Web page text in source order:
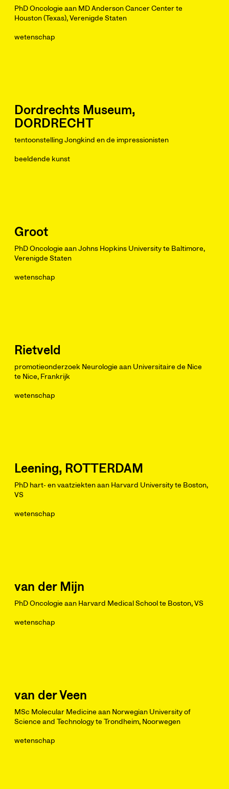
PhD Oncologie aan MD Anderson Cancer Center te
Houston (Texas), Verenigde Staten
wetenschap
Dordrechts Museum,
DORDRECHT
tentoonstelling Jongkind en de impressionisten
beeldende kunst
Groot
PhD Oncologie aan Johns Hopkins University te Baltimore,
Verenigde Staten
wetenschap
Rietveld
promotieonderzoek Neurologie aan Universitaire de Nice
te Nice, Frankrijk
wetenschap
Leening, ROTTERDAM
PhD hart- en vaatziekten aan Harvard University te Boston,
VS
wetenschap
van der Mijn
PhD Oncologie aan Harvard Medical School te Boston, VS
wetenschap
van der Veen
MSc Molecular Medicine aan Norwegian University of
Science and Technology te Trondheim, Noorwegen
wetenschap